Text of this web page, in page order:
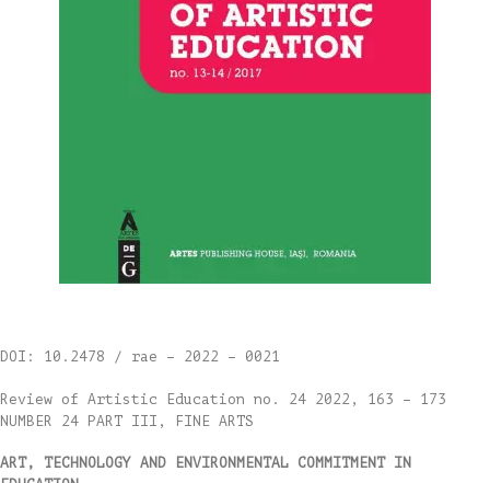
DOI: 10.2478 / rae – 2022 – 0021
Review of Artistic Education no. 24 2022, 163 – 173
NUMBER 24 PART III, FINE ARTS
ART, TECHNOLOGY AND ENVIRONMENTAL COMMITMENT IN